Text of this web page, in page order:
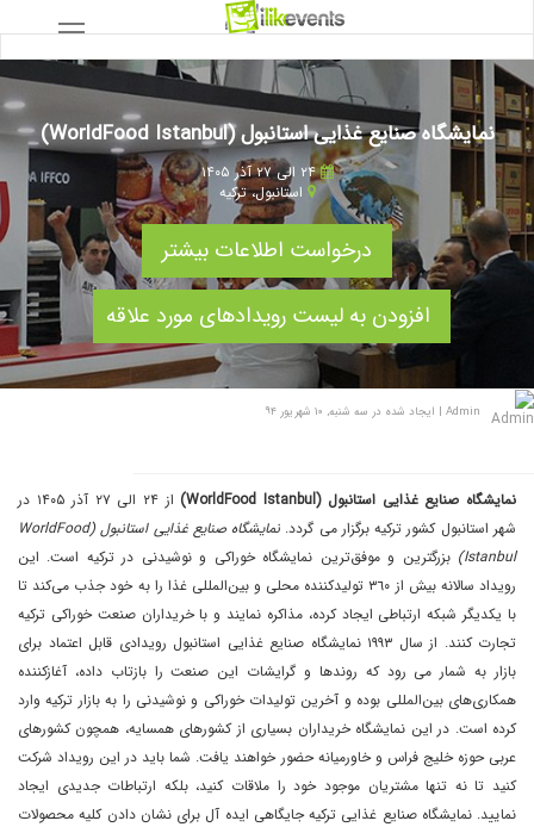
نمایشگاه صنایع غذایی استانبول (WorldFood Istanbul)
۲۴ الی ۲۷ آذر ۱۴۰۵
استانبول،ترکیه
درخواست اطلاعات بیشتر
افزودن به لیست رویدادهای مورد علاقه
Admin
| ایجاد شده در سه شنبه, ۱۰ شهریور ۹۴
نمایشگاه صنایع غذایی استانبول (WorldFood Istanbul)
از ۲۴ الی ۲۷ آذر ۱۴۰۵ در
شهر استانبول کشور ترکیه برگزار می گردد.
نمایشگاه صنایع غذایی استانبول (WorldFood
Istanbul) بزرگترین و موفق‌ترین نمایشگاه خوراکی و نوشیدنی در ترکیه است. این
رویداد سالانه بیش از ٣٦٠ تولیدکننده محلی و بین‌المللی غذا را به خود جذب می‌کند تا
با یکدیگر شبکه ارتباطی ایجاد کرده، مذاکره نمایند و با خریداران صنعت خوراکی ترکیه
تجارت کنند. از سال ١٩٩٣ نمایشگاه صنایع غذایی استانبول رویدادی قابل اعتماد برای
بازار به شمار می رود که روندها و گرایشات این صنعت را بازتاب داده، آغازکننده
همکاری‌های بین‌المللی بوده و آخرین تولیدات خوراکی و نوشیدنی را به بازار ترکیه وارد
کرده است. در این نمایشگاه خریداران بسیاری از کشورهای همسایه، همچون کشورهای
عربی حوزه خلیج فراس و خاورمیانه حضور خواهند یافت. شما باید در این رویداد شرکت
کنید تا نه تنها مشتریان موجود خود را ملاقات کنید، بلکه ارتباطات جدیدی ایجاد
نمایید. نمایشگاه صنایع غذایی ترکیه جایگاهی ایده آل برای نشان دادن کلیه محصولات